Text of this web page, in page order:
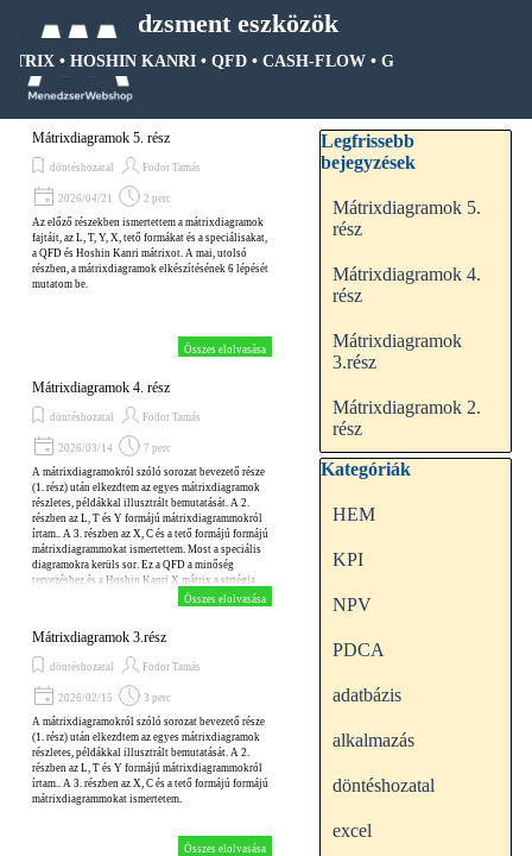
Menedzsment eszközök
• HOSHIN KANRI • QFD • CASH-FLOW • GANTT DIAGRAM •
Ugrás a menüre
Mátrixdiagramok 5. rész
döntéshozatal Fodor Tamás
2026/04/21
2 perc
Az előző részekben ismertettem a mátrixdiagramok
fajtáit, az L, T, Y, X, tető formákat és a speciálisakat,
a QFD és Hoshin Kanri mátrixot. A mai, utolsó
részben, a mátrixdiagramok elkészítésének 6 lépését
mutatom be.
Összes elolvasása
Mátrixdiagramok 4. rész
döntéshozatal Fodor Tamás
2026/03/14
7 perc
A mátrixdiagramokról szóló sorozat bevezető része
(1. rész) után elkezdtem az egyes mátrixdiagramok
részletes, példákkal illusztrált bemutatását. A 2.
részben az L, T és Y formájú mátrixdiagrammokról
írtam.. A 3. részben az X, C és a tető formájú formájú
mátrixdiagrammokat ismertettem. Most a speciális
diagramokra kerüls sor. Ez a QFD a minőség
tervezéshez és a Hoshin Kanri X mátrix a strtégia
Összes elolvasása
Mátrixdiagramok 3.rész
döntéshozatal Fodor Tamás
2026/02/15
3 perc
A mátrixdiagramokról szóló sorozat bevezető része
(1. rész) után elkezdtem az egyes mátrixdiagramok
részletes, példákkal illusztrált bemutatását. A 2.
részben az L, T és Y formájú mátrixdiagrammokról
írtam.. A 3. részben az X, C és a tető formájú formájú
mátrixdiagrammokat ismertetem.
Összes elolvasása
Kihagy blokk Legfrissebb
Legfrissebb
bejegyzések
Mátrixdiagramok 5.
rész
Mátrixdiagramok 4.
rész
Mátrixdiagramok
3.rész
Mátrixdiagramok 2.
rész
Kihagy blokk Kategóriák
Kategóriák
HEM
KPI
NPV
PDCA
adatbázis
alkalmazás
döntéshozatal
excel